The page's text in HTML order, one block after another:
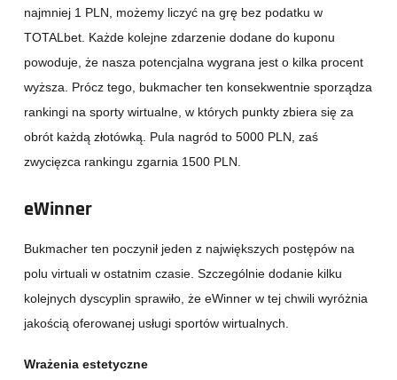
najmniej 1 PLN, możemy liczyć na grę bez podatku w
TOTALbet. Każde kolejne zdarzenie dodane do kuponu
powoduje, że nasza potencjalna wygrana jest o kilka procent
wyższa. Prócz tego, bukmacher ten konsekwentnie sporządza
rankingi na sporty wirtualne, w których punkty zbiera się za
obrót każdą złotówką. Pula nagród to 5000 PLN, zaś
zwycięzca rankingu zgarnia 1500 PLN.
eWinner
Bukmacher ten poczynił jeden z największych postępów na
polu virtuali w ostatnim czasie. Szczególnie dodanie kilku
kolejnych dyscyplin sprawiło, że eWinner w tej chwili wyróżnia
jakością oferowanej usługi sportów wirtualnych.
Wrażenia estetyczne